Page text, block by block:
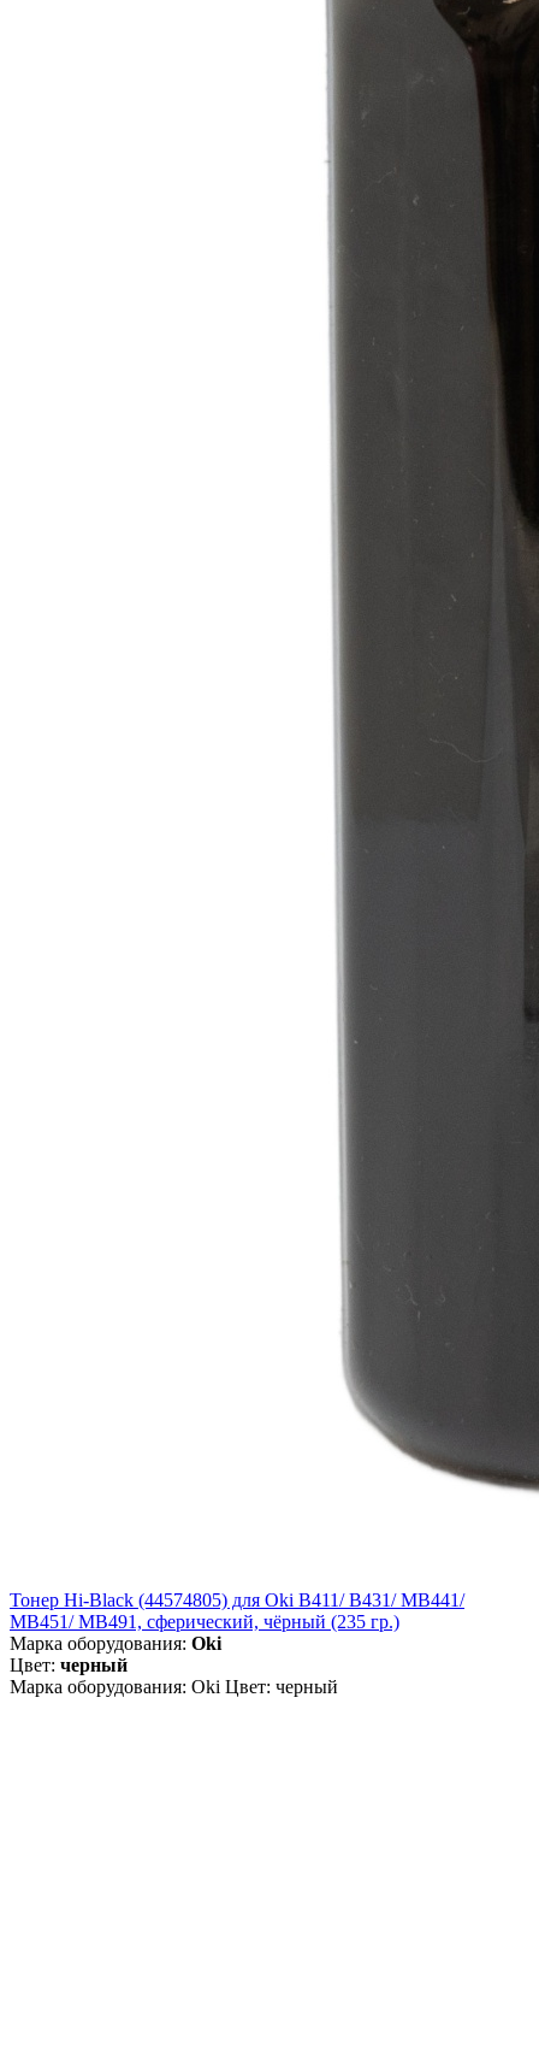
Тонер Hi-Black (44574805) для Oki B411/ B431/ MB441/
MB451/ MB491, сферический, чёрный (235 гр.)
Марка оборудования: Oki
Цвет: черный
Марка оборудования: Oki Цвет: черный